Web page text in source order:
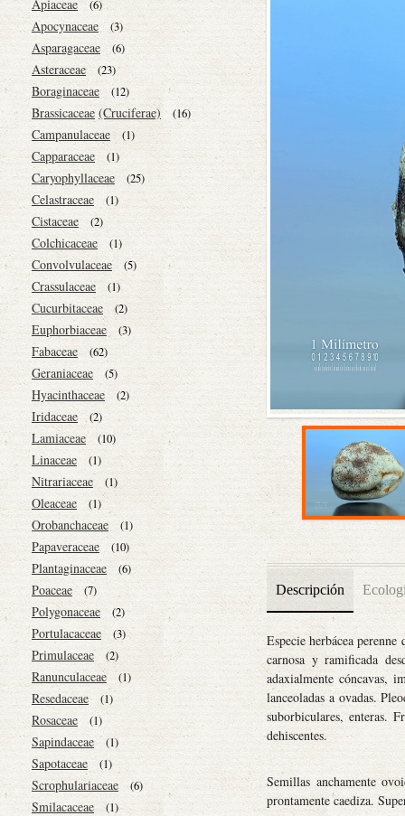
Apiaceae (6)
Apocynaceae (3)
Asparagaceae (6)
Asteraceae (23)
Boraginaceae (12)
Brassicaceae (Cruciferae) (16)
Campanulaceae (1)
Capparaceae (1)
Caryophyllaceae (25)
Celastraceae (1)
Cistaceae (2)
Colchicaceae (1)
Convolvulaceae (5)
Crassulaceae (1)
Cucurbitaceae (2)
Euphorbiaceae (3)
Fabaceae (62)
Geraniaceae (5)
Hyacinthaceae (2)
Iridaceae (2)
Lamiaceae (10)
Linaceae (1)
Nitrariaceae (1)
Oleaceae (1)
Orobanchaceae (1)
Papaveraceae (10)
Plantaginaceae (6)
Poaceae (7)
Polygonaceae (2)
Portulacaceae (3)
Primulaceae (2)
Ranunculaceae (1)
Resedaceae (1)
Rosaceae (1)
Sapindaceae (1)
Sapotaceae (1)
Scrophulariaceae (6)
Smilacaceae (1)
Descripción
Especie herbácea
carnosa y ramificada
adaxialmente cóncavas,
lanceoladas a ovadas.
suborbiculares, enteras.
dehiscentes.
Semillas anchamente
prontamente caediza.